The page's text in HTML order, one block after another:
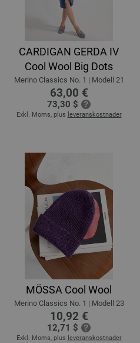
CARDIGAN GERDA IV
Cool Wool Big Dots
Merino Classics No. 1 | Modell 21
63,00 €
73,30 $
Exkl. Moms, plus leveranskostnader
MÖSSA Cool Wool
Merino Classics No. 1 | Modell 23
10,92 €
12,71 $
Exkl. Moms, plus leveranskostnader